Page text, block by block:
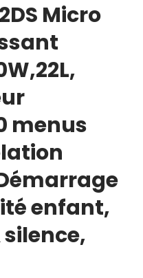
Micro
menus
enfant,